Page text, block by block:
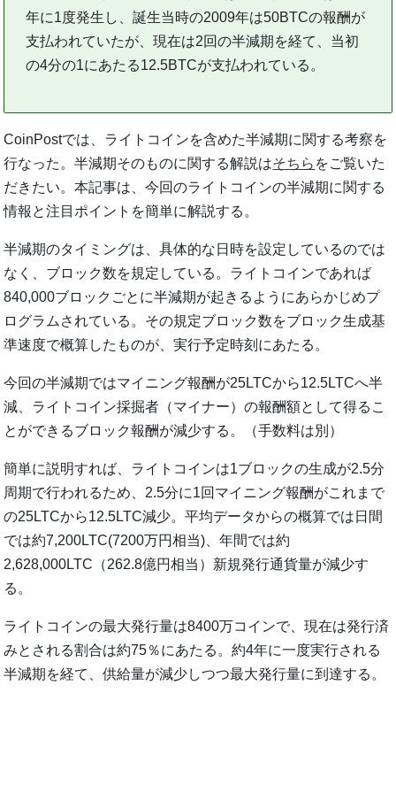
年に1度発生し、誕生当時の2009年は50BTCの報酬が
支払われていたが、現在は2回の半減期を経て、当初
の4分の1にあたる12.5BTCが支払われている。
CoinPostでは、ライトコインを含めた半減期に関する考察を
行なった。半減期そのものに関する解説はそちら をご覧いた
だきたい。本記事は、今回のライトコインの半減期に関する
情報と注目ポイントを簡単に解説する。
半減期のタイミングは、具体的な日時を設定しているのでは
なく、ブロック数を規定している。ライトコインであれば
840,000ブロックごとに半減期が起きるようにあらかじめプ
ログラムされている。その規定ブロック数をブロック生成基
準速度で概算したものが、実行予定時刻にあたる。
今回の半減期ではマイニング報酬が25LTCから12.5LTCへ半
減、ライトコイン採掘者（マイナー）の報酬額として得るこ
とができるブロック報酬が減少する。（手数料は別）
簡単に説明すれば、ライトコインは1ブロックの生成が2.5分
周期で行われるため、2.5分に1回マイニング報酬がこれまで
の25LTCから12.5LTC減少。平均データからの概算では日間
では約7,200LTC(7200万円相当)、年間では約
2,628,000LTC（262.8億円相当）新規発行通貨量が減少す
る。
ライトコインの最大発行量は8400万コインで、現在は発行済
みとされる割合は約75％にあたる。約4年に一度実行される
半減期を経て、供給量が減少しつつ最大発行量に到達する。